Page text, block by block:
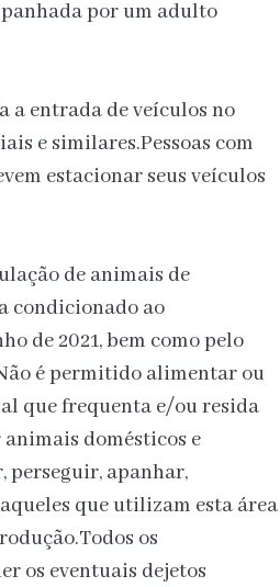
por um adulto
a entrada de veículos no
e similares.Pessoas com
estacionar seus veículos
de animais de
condicionado ao
de 2021, bem como pelo
é permitido alimentar ou
que frequenta e/ou resida
domésticos e
perseguir, apanhar,
que utilizam esta área
os
os eventuais dejetos